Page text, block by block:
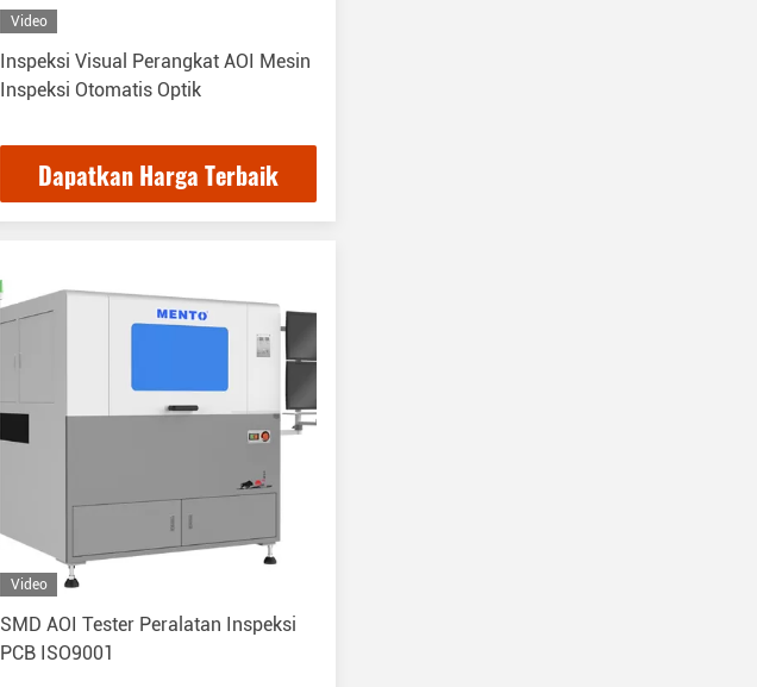
Video
Inspeksi Visual Perangkat AOI Mesin
Inspeksi Otomatis Optik
Dapatkan Harga Terbaik
Video
SMD AOI Tester Peralatan Inspeksi
PCB ISO9001